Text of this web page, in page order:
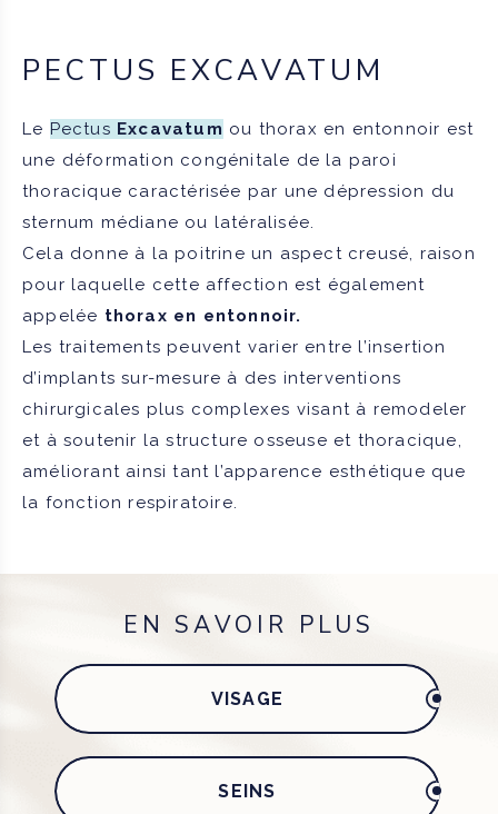
PECTUS EXCAVATUM
Le Pectus Excavatum ou thorax en entonnoir est
une déformation congénitale de la paroi
thoracique caractérisée par une dépression du
sternum médiane ou latéralisée.
Cela donne à la poitrine un aspect creusé, raison
pour laquelle cette affection est également
appelée thorax en entonnoir.
Les traitements peuvent varier entre l’insertion
d’implants sur-mesure à des interventions
chirurgicales plus complexes visant à remodeler
et à soutenir la structure osseuse et thoracique,
améliorant ainsi tant l’apparence esthétique que
la fonction respiratoire.
EN SAVOIR PLUS
VISAGE
SEINS